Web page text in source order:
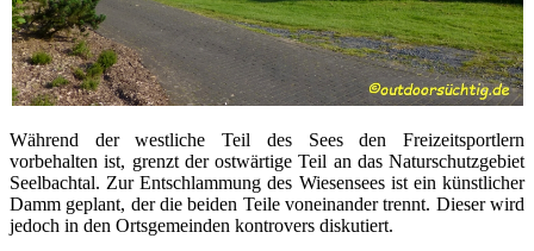
Während der westliche Teil des Sees den Freizeitsportlern
vorbehalten ist, grenzt der ostwärtige Teil an das Naturschutzgebiet
Seelbachtal. Zur Entschlammung des Wiesensees ist ein künstlicher
Damm geplant, der die beiden Teile voneinander trennt. Dieser wird
jedoch in den Ortsgemeinden kontrovers diskutiert.